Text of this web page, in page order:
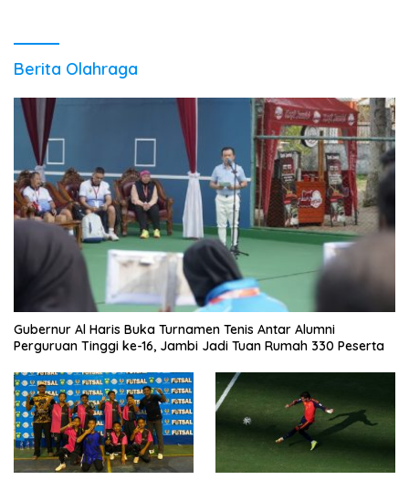
Berita Olahraga
Gubernur Al Haris Buka Turnamen Tenis Antar Alumni
Perguruan Tinggi ke-16, Jambi Jadi Tuan Rumah 330 Peserta